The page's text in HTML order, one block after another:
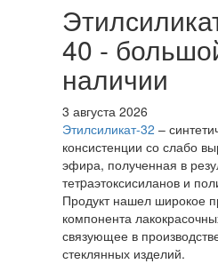
40 -
наличии
3 августа 2026
Этилсиликат-32 –
консистенции со слабо
эфира, полученная в
тетpаэтоксисиланов и
Продукт нашел широкое
компонента
связующее в
стеклянных изделий.